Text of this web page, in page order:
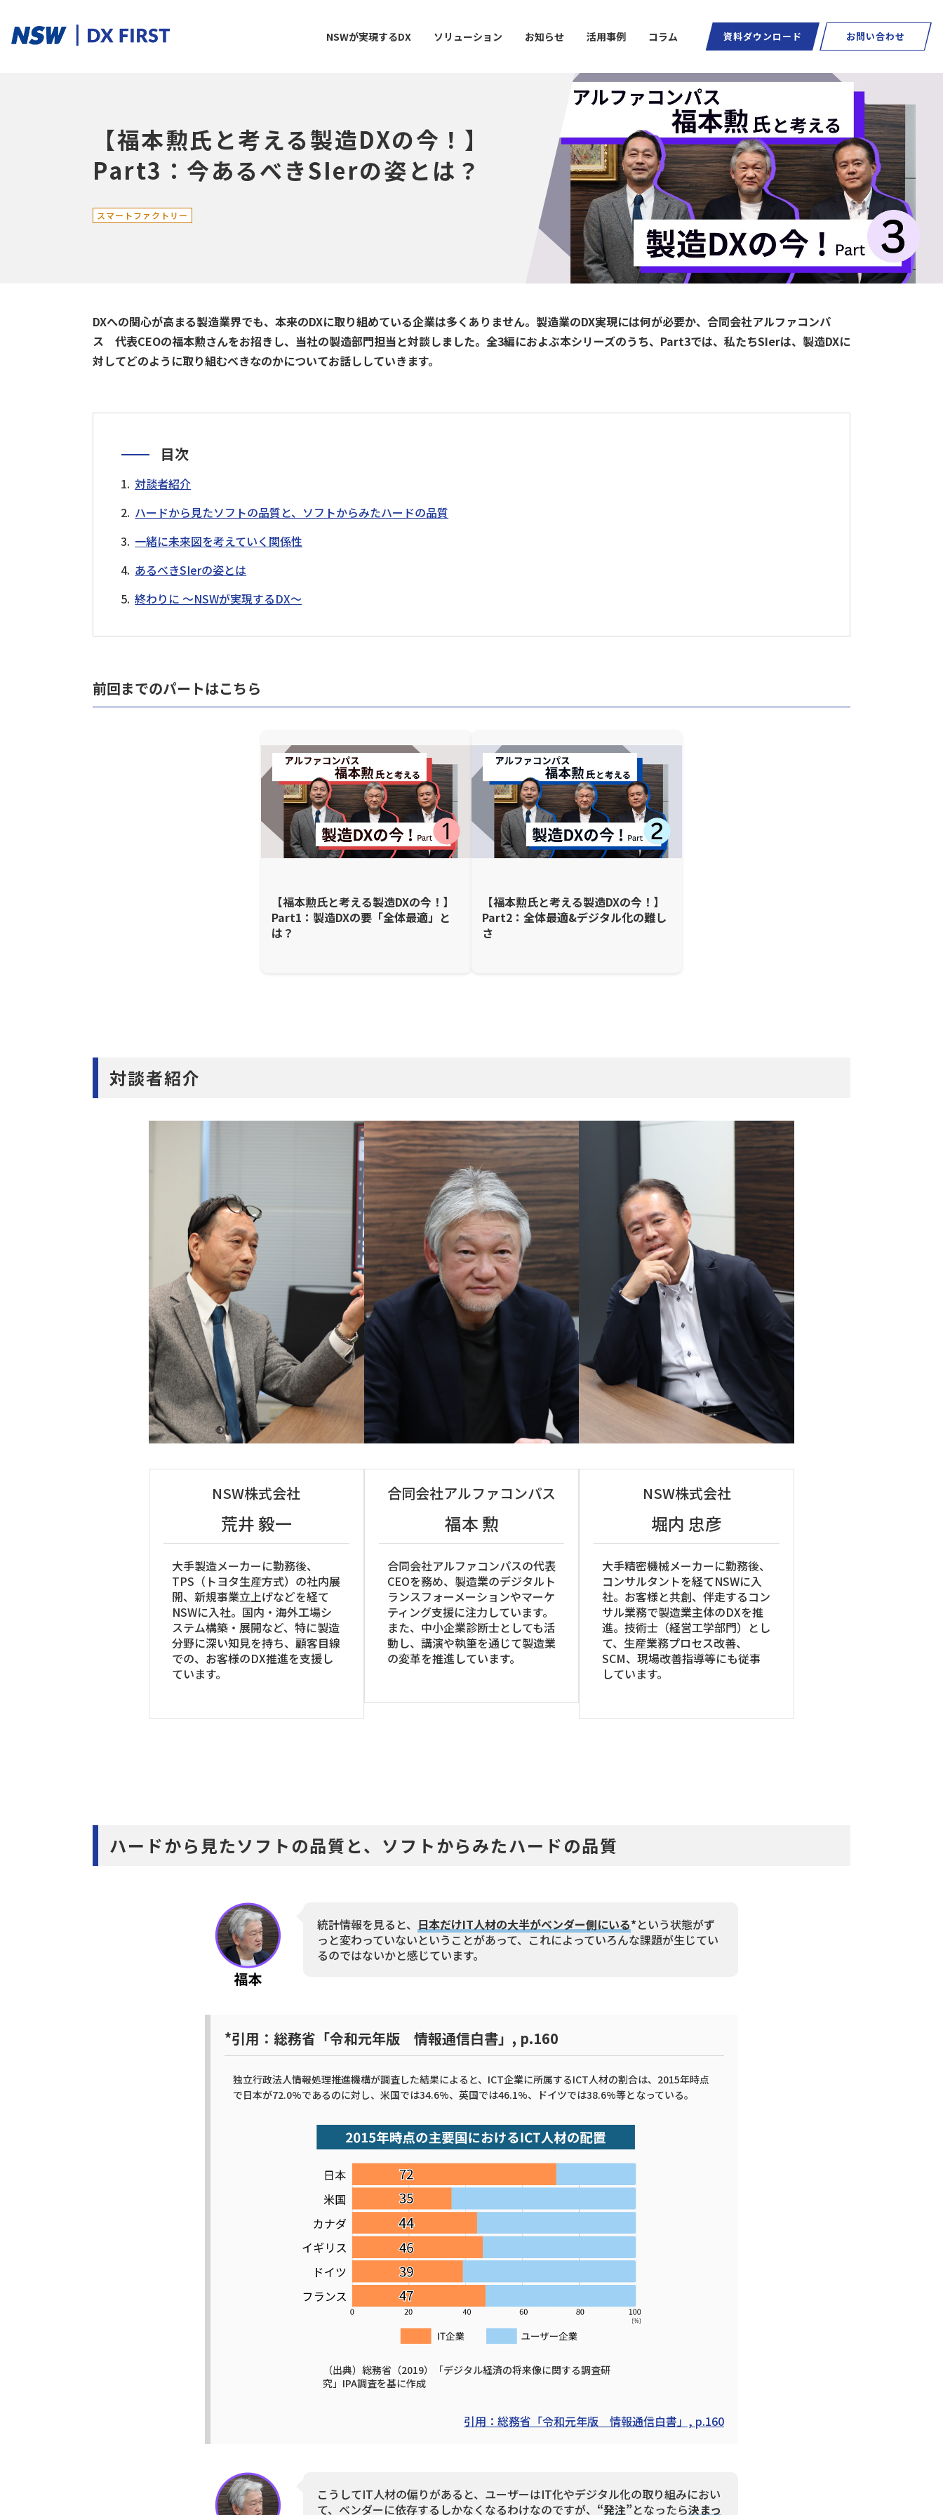
NSWが実現するDX ソリューション
スマートプロダクト スマートメンテナンススマートファクトリーAI / 分析 データマネジメント 情シスDX ASSIST+ クラウドサービススマートグラス
ソリューションを探す
遠隔支援 設備点検・監視現場支援 異常検知デジタル化データ活用自動化社内インフラシステム運用デバイス管理
お知らせ 活用事例 コラム 資料ダウンロード お問い合わせ
【福本勲氏と考える製造DXの今！】
Part3：今あるべきSIerの姿とは？
スマートファクトリー
DXへの関心が高まる製造業界でも、本来のDXに取り組めている企業は多くありません。製造業のDX実現には何が必要か、合同会社アルファコンパ
ス 代表CEOの福本勲さんをお招きし、当社の製造部門担当と対談しました。全3編におよぶ本シリーズのうち、Part3では、私たちSIerは、製造DXに
対してどのように取り組むべきなのかについてお話ししていきます。
目次
対談者紹介
ハードから見たソフトの品質と、ソフトからみたハードの品質
一緒に未来図を考えていく関係性
あるべきSIerの姿とは
終わりに ～NSWが実現するDX～
前回までのパートはこちら
【福本勲氏と考える製造DXの今！】
Part1：製造DXの要「全体最適」と
は？
【福本勲氏と考える製造DXの今！】
Part2：全体最適&デジタル化の難し
さ
対談者紹介
NSW株式会社
荒井 毅一
大手製造メーカーに勤務後、
TPS（トヨタ生産方式）の社内展
開、新規事業立上げなどを経て
NSWに入社。国内・海外工場シ
ステム構築・展開など、特に製造
分野に深い知見を持ち、顧客目線
での、お客様のDX推進を支援し
ています。
合同会社アルファコンパス
福本 勲
合同会社アルファコンパスの代表
CEOを務め、製造業のデジタルト
ランスフォーメーションやマーケ
ティング支援に注力しています。
また、中小企業診断士としても活
動し、講演や執筆を通じて製造業
の変革を推進しています。
NSW株式会社
堀内 忠彦
大手精密機械メーカーに勤務後、
コンサルタントを経てNSWに入
社。お客様と共創、伴走するコン
サル業務で製造業主体のDXを推
進。技術士（経営工学部門）とし
て、生産業務プロセス改善、
SCM、現場改善指導等にも従事
しています。
ハードから見たソフトの品質と、ソフトからみたハードの品質
統計情報を見ると、 日本だけIT人材の大半がベンダー側にいる*という状態がず
っと変わっていないということがあって、これによっていろんな課題が生じてい
るのではないかと感じています。
*引用：総務省「令和元年版 情報通信白書」, p.160
独立行政法人情報処理推進機構が調査した結果によると、ICT企業に所属するICT人材の割合は、2015年時点
で日本が72.0%であるのに対し、米国では34.6%、英国では46.1%、ドイツでは38.6%等となっている。
（出典）総務省（2019）「デジタル経済の将来像に関する調査研
究」IPA調査を基に作成
引用：総務省「令和元年版 情報通信白書」, p.160
こうしてIT人材の偏りがあると、ユーザーはIT化やデジタル化の取り組みにおい
て、ベンダーに依存するしかなくなるわけなのですが、 “発注”となったら決まっ